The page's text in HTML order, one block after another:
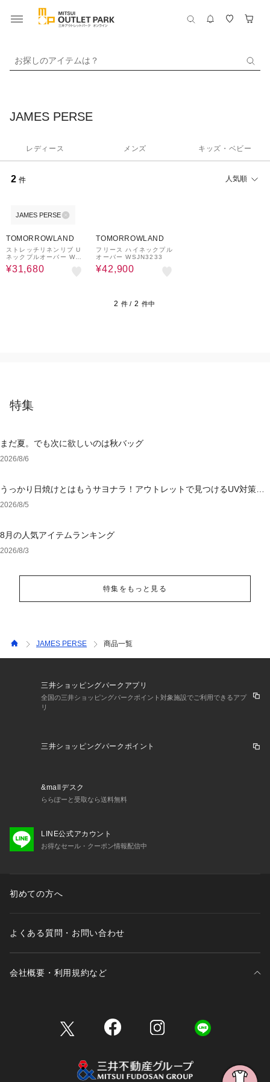
お探しのアイテムは？
JAMES PERSE
レディース メンズ キッズ・ベビー
2 件 人気順
JAMES PERSE
TOMORROWLAND
ストレッチリネンリブ U
ネックプルオーバー WY
LP3952
¥31,680
TOMORROWLAND
フリース ハイネックプル
オーバー WSJN3233
¥42,900
2 件 / 2 件中
特集
まだ夏。でも次に欲しいのは秋バッグ
2026/8/6
うっかり日焼けとはもうサヨナラ！アウトレットで見つけるUV対策ウ
ェア
2026/8/5
8月の人気アイテムランキング
2026/8/3
特集をもっと見る
JAMES PERSE 商品一覧
三井ショッピングパークアプリ
全国の三井ショッピングパークポイント対象施設でご利用できるアプ
リ
三井ショッピングパークポイント
&mallデスク
ららぽーと受取なら送料無料
LINE公式アカウント
お得なセール・クーポン情報配信中
初めての方へ
よくある質問・お問い合わせ
会社概要・利用規約など